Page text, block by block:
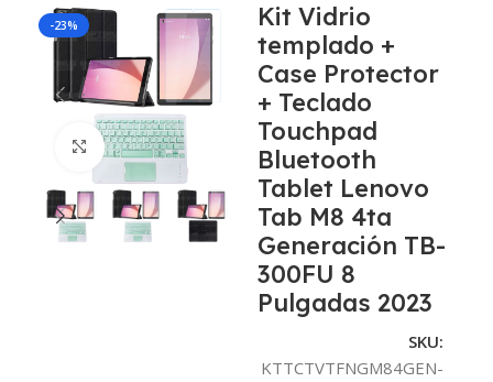
-23%
Click to enlarge
Kit Vidrio
templado +
Case Protector
+ Teclado
Touchpad
Bluetooth
Tablet Lenovo
Tab M8 4ta
Generación TB-
300FU 8
Pulgadas 2023
SKU:
KTTCTVTFNGM84GEN-